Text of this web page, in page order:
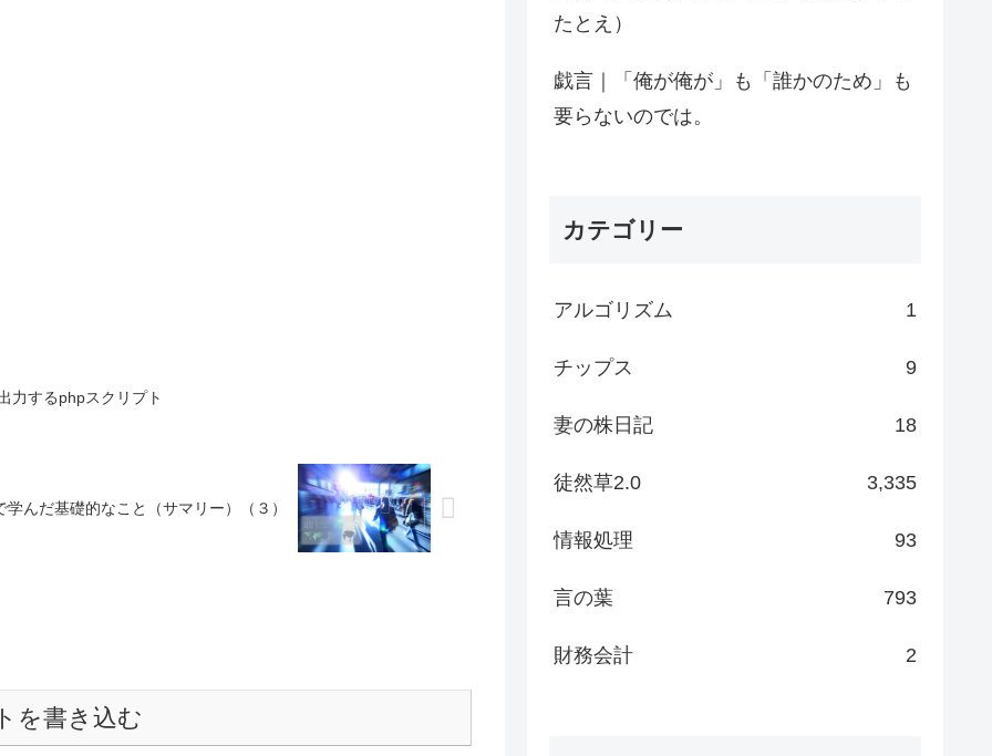
力するphpスクリプト
んだ基礎的なこと（サマリー）（３）
を書き込む
たとえ）
戯言｜「俺が俺が」も「誰かのため」も
要らないのでは。
カテゴリー
アルゴリズム 1
チップス 9
妻の株日記 18
徒然草2.0 3,335
情報処理 93
言の葉 793
財務会計 2